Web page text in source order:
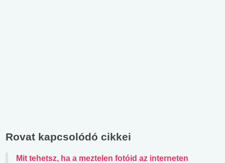
Rovat kapcsolódó cikkei
Mit tehetsz, ha a meztelen fotóid az interneten